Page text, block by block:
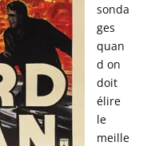
sonda
ges
quan
d on
doit
élire
le
meille